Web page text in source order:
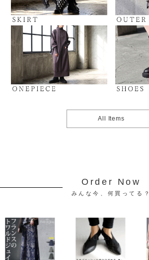
All Items
Order Now
みんな今、何買ってる？